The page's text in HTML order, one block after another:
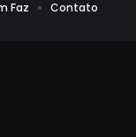
Faz Contato